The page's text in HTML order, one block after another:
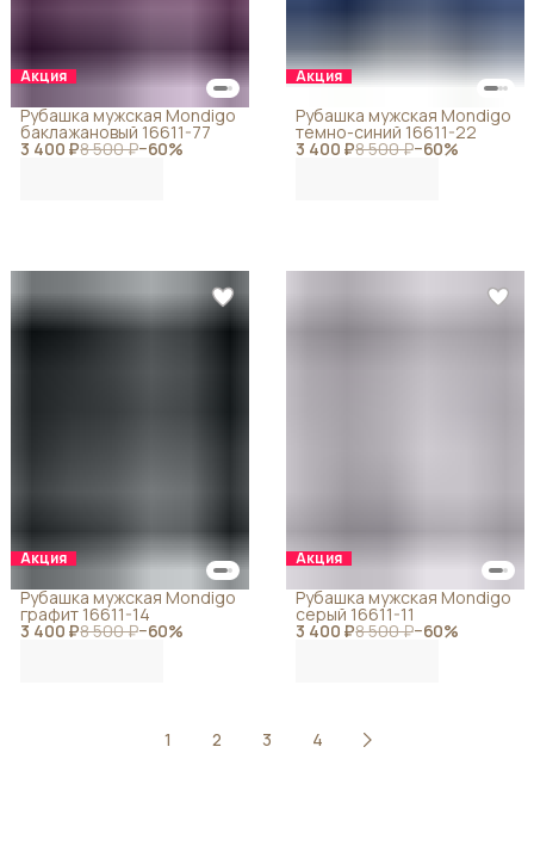
Акция
3 400 ₽8 500 ₽−60%
Рубашка мужская Mondigo
баклажановый 16611-77
Акция
3 400 ₽8 500 ₽−60%
Рубашка мужская Mondigo
темно-синий 16611-22
Акция
3 400 ₽8 500 ₽−60%
Рубашка мужская Mondigo
графит 16611-14
Акция
3 400 ₽8 500 ₽−60%
Рубашка мужская Mondigo
серый 16611-11
1 2 3 4